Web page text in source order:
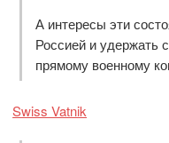
А интересы эти
Россией и удержать
прямому военному
Swiss Vatnik